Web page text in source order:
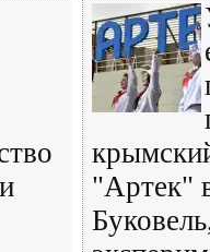
"Артек"